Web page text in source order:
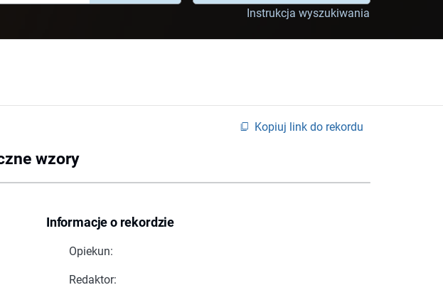
Instrukcja wyszukiwania
Kopiuj link do rekordu
wzory
Informacje o rekordzie
Opiekun:
Redaktor: